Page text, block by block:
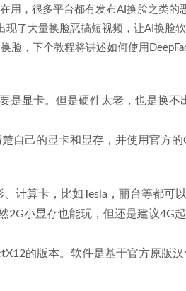
用，很多平台都有发布AI换脸之类的
了大量换脸恶搞短视频，让AI换脸软
脸，下个教程将讲述如何使用
是显卡。但是硬件太老，也是换不
自己的显卡和显存，并使用官方
计算卡，比如Tesla，丽台等都可
小显存也能玩，但还是建议4G
的版本。软件是基于官方原版